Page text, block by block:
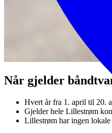
Når gjelder
Hvert år fra 1. april til 20.
Gjelder hele Lillestrøm
Lillestrøm har ingen lokale